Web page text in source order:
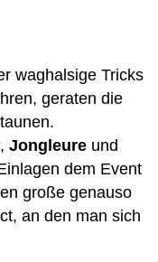
waghalsige Tricks
geraten die
, Jongleure und
dem Event
große genauso
an den man sich